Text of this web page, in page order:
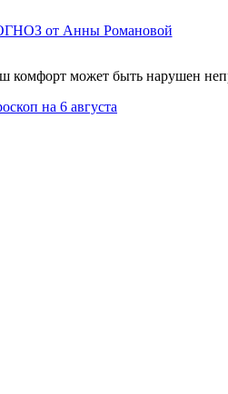
от Анны Романовой
комфорт может быть нарушен
на 6 августа